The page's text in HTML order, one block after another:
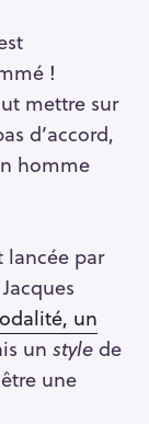
!
mettre sur
d’accord,
homme
lancée par
un
un stylede
une